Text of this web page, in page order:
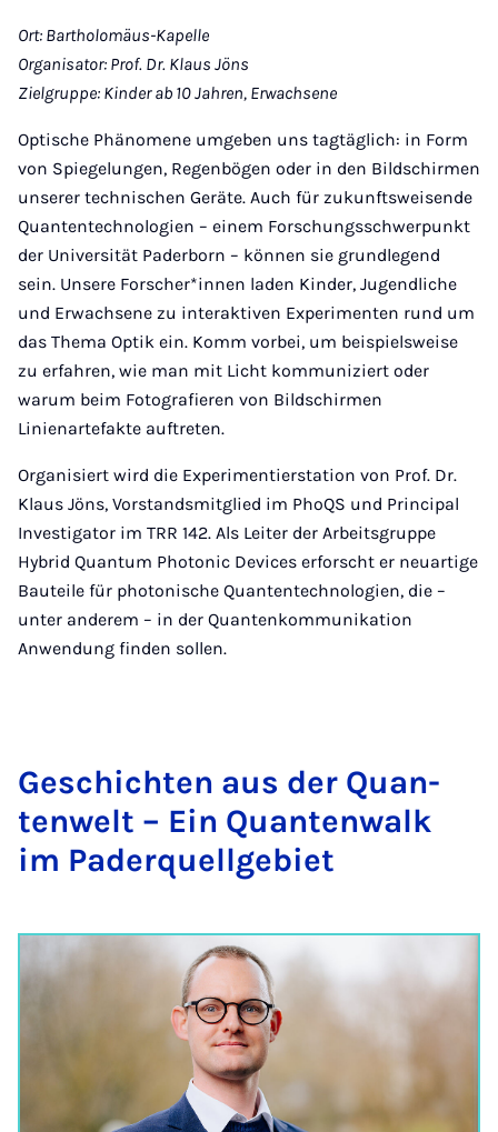
Ort: Bartholomäus-Kapelle
Organisator: Prof. Dr. Klaus Jöns
Zielgruppe: Kinder ab 10 Jahren, Erwachsene
Optische Phänomene umgeben uns tagtäglich: in Form
von Spiegelungen, Regenbögen oder in den Bildschirmen
unserer technischen Geräte. Auch für zukunftsweisende
Quantentechnologien – einem Forschungsschwerpunkt
der Universität Paderborn – können sie grundlegend
sein. Unsere Forscher*innen laden Kinder, Jugendliche
und Erwachsene zu interaktiven Experimenten rund um
das Thema Optik ein. Komm vorbei, um beispielsweise
zu erfahren, wie man mit Licht kommuniziert oder
warum beim Fotografieren von Bildschirmen
Linienartefakte auftreten.
Organisiert wird die Experimentierstation von Prof. Dr.
Klaus Jöns, Vorstandsmitglied im PhoQS und Principal
Investigator im TRR 142. Als Leiter der Arbeitsgruppe
Hybrid Quantum Photonic Devices erforscht er neuartige
Bauteile für photonische Quantentechnologien, die –
unter anderem – in der Quantenkommunikation
Anwendung finden sollen.
Ge­schich­ten aus der Quan­
ten­welt – Ein Quan­ten­walk
im Pa­der­quell­ge­biet